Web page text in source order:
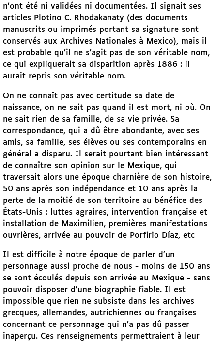
n’ont été ni validées ni documentées. Il signait ses
articles Plotino C. Rhodakanaty (des documents
manuscrits ou imprimés portant sa signature sont
conservés aux Archives Nationales à Mexico), mais il
est probable qu’il ne s’agit pas de son véritable nom,
ce qui expliquerait sa disparition après 1886 : il
aurait repris son véritable nom.
On ne connaît pas avec certitude sa date de
naissance, on ne sait pas quand il est mort, ni où. On
ne sait rien de sa famille, de sa vie privée. Sa
correspondance, qui a dû être abondante, avec ses
amis, sa famille, ses élèves ou ses contemporains en
général a disparu. Il serait pourtant bien intéressant
de connaître son opinion sur le Mexique, qui
traversait alors une époque charnière de son histoire,
50 ans après son indépendance et 10 ans après la
perte de la moitié de son territoire au bénéfice des
États-Unis : luttes agraires, intervention française et
installation de Maximilien, premières manifestations
ouvrières, arrivée au pouvoir de Porfirio Díaz, etc
Il est difficile à notre époque de parler d’un
personnage aussi proche de nous - moins de 150 ans
se sont écoulés depuis son arrivée au Mexique - sans
pouvoir disposer d’une biographie fiable. Il est
impossible que rien ne subsiste dans les archives
grecques, allemandes, autrichiennes ou françaises
concernant ce personnage qui n’a pas dû passer
inaperçu. Ces renseignements permettraient à leur